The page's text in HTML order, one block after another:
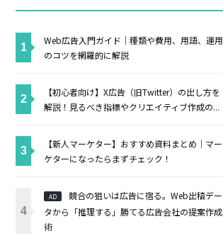
Web広告入門ガイド｜種類や費用、用語、運用
のコツを網羅的に解説
【初心者向け】X広告（旧Twitter）の出し方を
解説！見るべき指標やクリエイティブ作成の...
【新人マーケター】おすすめ資料まとめ｜マー
ケターになったらまずチェック！
AD
競合の狙いは広告に宿る。Web出稿デー
タから「推理する」勝てる広告会社の提案作成
術